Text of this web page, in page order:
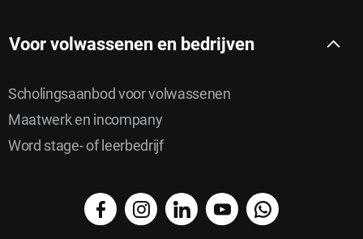
Voor volwassenen en bedrijven
Scholingsaanbod voor volwassenen
Maatwerk en incompany
Word stage- of leerbedrijf
facebookinstagramlinkedinYouTubeWhatsApp